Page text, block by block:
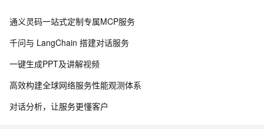
通义灵码一站式定制专属MCP服务
千问与 LangChain 搭建对话服务
一键生成PPT及讲解视频
高效构建全球网络服务性能观测体系
对话分析，让服务更懂客户